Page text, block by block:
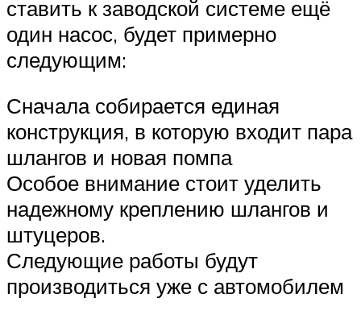
ставить к заводской системе ещё
один насос, будет примерно
следующим:
Сначала собирается единая
конструкция, в которую входит пара
шлангов и новая помпа
Особое внимание стоит уделить
надежному креплению шлангов и
штуцеров.
Следующие работы будут
производиться уже с автомобилем